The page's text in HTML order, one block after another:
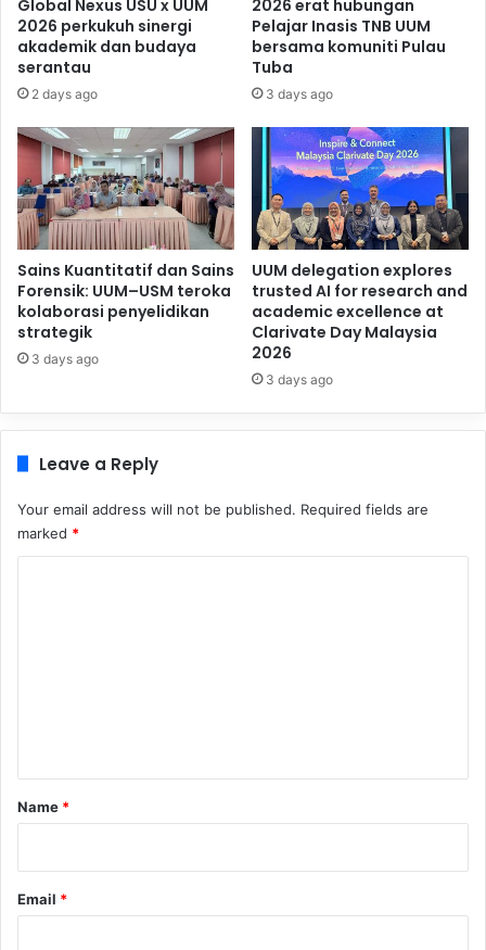
Global Nexus USU x UUM
2026 perkukuh sinergi
akademik dan budaya
serantau
2 days ago
2026 erat hubungan
Pelajar Inasis TNB UUM
bersama komuniti Pulau
Tuba
3 days ago
Sains Kuantitatif dan Sains
Forensik: UUM–USM teroka
kolaborasi penyelidikan
strategik
3 days ago
UUM delegation explores
trusted AI for research and
academic excellence at
Clarivate Day Malaysia
2026
3 days ago
Leave a Reply
Your email address will not be published. Required fields are
marked *
*
Name *
Email *